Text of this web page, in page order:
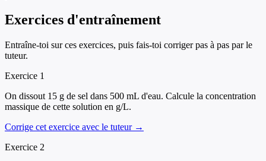
Exercices d'entraînement
Entraîne-toi sur ces exercices, puis fais-toi corriger pas à pas par le
tuteur.
Exercice 1
On dissout 15 g de sel dans 500 mL d'eau. Calcule la concentration
massique de cette solution en g/L.
Corrige cet exercice avec le tuteur →
Exercice 2